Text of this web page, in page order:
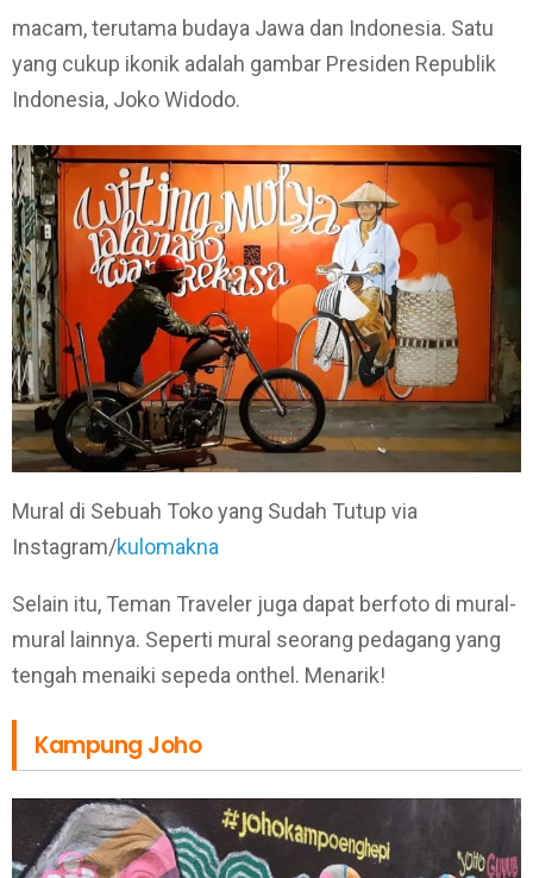
macam, terutama budaya Jawa dan Indonesia. Satu
yang cukup ikonik adalah gambar Presiden Republik
Indonesia, Joko Widodo.
Mural di Sebuah Toko yang Sudah Tutup via
Instagram/kulomakna
Selain itu, Teman Traveler juga dapat berfoto di mural-
mural lainnya. Seperti mural seorang pedagang yang
tengah menaiki sepeda onthel. Menarik!
Kampung Joho